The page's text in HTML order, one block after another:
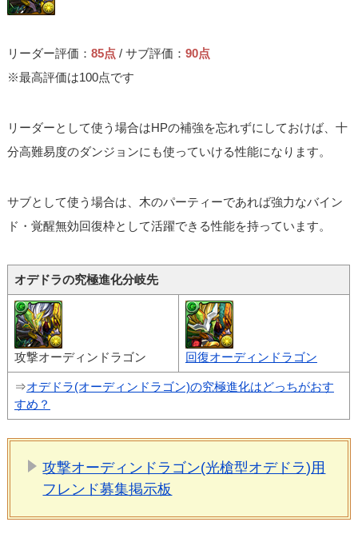
リーダー評価：85点 / サブ評価：90点
※最高評価は100点です
リーダーとして使う場合はHPの補強を忘れずにしておけば、十
分高難易度のダンジョンにも使っていける性能になります。
サブとして使う場合は、木のパーティーであれば強力なバイン
ド・覚醒無効回復枠として活躍できる性能を持っています。
オデドラの究極進化分岐先
攻撃オーディンドラゴン 回復オーディンドラゴン
⇒オデドラ(オーディンドラゴン)の究極進化はどっちがおす
すめ？
攻撃オーディンドラゴン(光槍型オデドラ)用
フレンド募集掲示板